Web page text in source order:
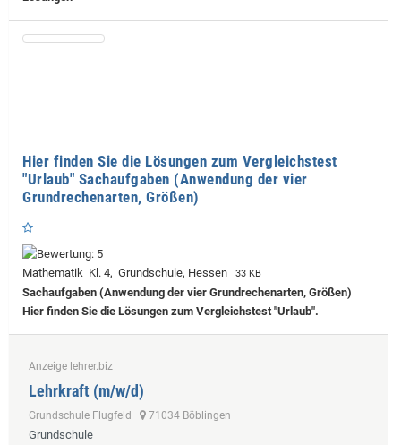
Hier finden Sie die Lösungen zum Vergleichstest
"Urlaub" Sachaufgaben (Anwendung der vier
Grundrechenarten, Größen)
Mathematik Kl. 4, Grundschule, Hessen 33 KB
Sachaufgaben (Anwendung der vier Grundrechenarten, Größen)
Hier finden Sie die Lösungen zum Vergleichstest "Urlaub".
Anzeige lehrer.biz
Lehrkraft (m/w/d)
Grundschule Flugfeld 71034 Böblingen
Grundschule